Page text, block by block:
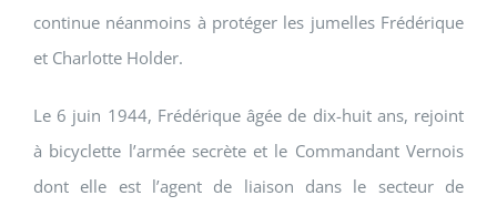
continue néanmoins à protéger les jumelles Frédérique
et Charlotte Holder.
Le 6 juin 1944, Frédérique âgée de dix-huit ans, rejoint
à bicyclette l’armée secrète et le Commandant Vernois
dont elle est l’agent de liaison dans le secteur de